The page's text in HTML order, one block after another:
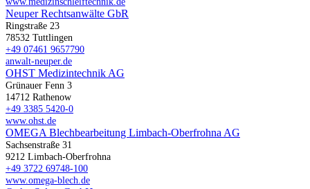
Neuper Rechtsanwälte GbR
Ringstraße 23
78532 Tuttlingen
+49 07461 9657790
anwalt-neuper.de
OHST Medizintechnik AG
Grünauer Fenn 3
14712 Rathenow
+49 3385 5420-0
www.ohst.de
OMEGA Blechbearbeitung Limbach-Oberfrohna AG
Sachsenstraße 31
9212 Limbach-Oberfrohna
+49 3722 69748-100
www.omega-blech.de